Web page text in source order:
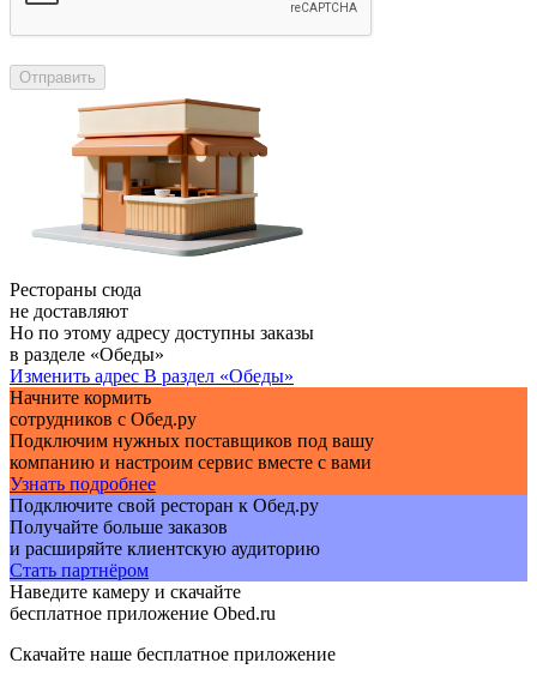
Отправить
Рестораны сюда
не доставляют
Но по этому адресу доступны заказы
в разделе «Обеды»
Изменить адрес В раздел «Обеды»
Начните кормить
сотрудников с Обед.ру
Подключим нужных поставщиков под вашу
компанию и настроим сервис вместе с вами
Узнать подробнее
Подключите свой ресторан к Обед.ру
Получайте больше заказов
и расширяйте клиентскую аудиторию
Стать партнёром
Наведите камеру и скачайте
бесплатное приложение Obed.ru
Скачайте наше бесплатное приложение